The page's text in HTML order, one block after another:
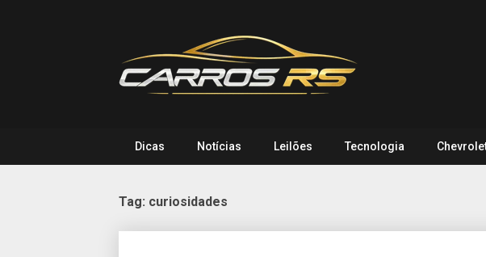
Dicas Notícias Leilões Tecnologia
Tag: curiosidades